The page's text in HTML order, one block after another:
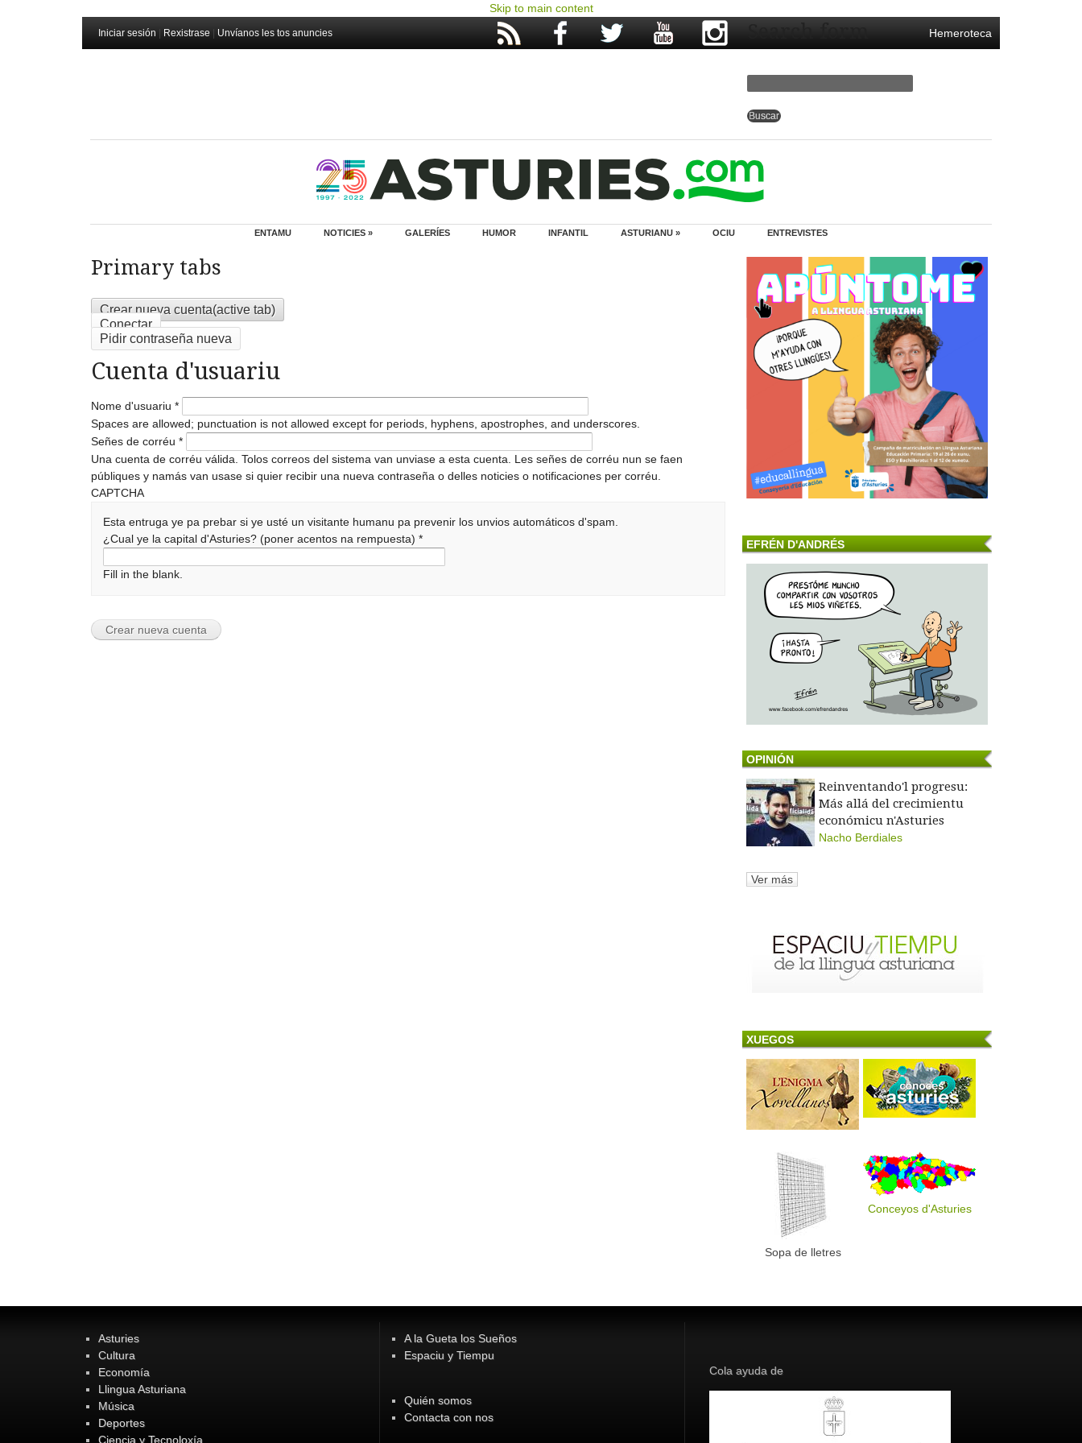
Skip to main content
Iniciar sesión Rexistrase Unvíanos les tos anuncies Hemeroteca
Search form
ENTAMU NOTICIES » GALERÍES HUMOR INFANTIL ASTURIANU » OCIU ENTREVISTES
Primary tabs
Crear nueva cuenta(active tab)
Conectar
Pidir contraseña nueva
Cuenta d'usuariu
Nome d'usuariu *
Spaces are allowed; punctuation is not allowed except for periods, hyphens, apostrophes, and underscores.
Señes de corréu *
Una cuenta de corréu válida. Tolos correos del sistema van unviase a esta cuenta. Les señes de corréu nun se faen
públiques y namás van usase si quier recibir una nueva contraseña o delles noticies o notificaciones per corréu.
CAPTCHA
Esta entruga ye pa prebar si ye usté un visitante humanu pa prevenir los unvios automáticos d'spam.
¿Cual ye la capital d'Asturies? (poner acentos na rempuesta)*
Fill in the blank.
EFRÉN D'ANDRÉS
OPINIÓN
Reinventando'l progresu:
Más allá del crecimientu
económicu n'Asturies
Nacho Berdiales
Ver más
XUEGOS
Sopa de lletres
Conceyos d'Asturies
Asturies
Cultura
Economía
Llingua Asturiana
Música
Deportes
Ciencia y Tecnoloxía
A la Gueta los Sueños
Espaciu y Tiempu
Quién somos
Contacta con nos
Cola ayuda de